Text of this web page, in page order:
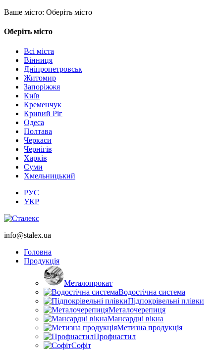
Ваше місто: Оберіть місто
Оберіть місто
Всі міста
Вінниця
Дніпропетровськ
Житомир
Запоріжжя
Київ
Кременчук
Кривий Ріг
Одеса
Полтава
Черкаси
Чернігів
Харків
Суми
Хмельницький
РУС
УКР
info@stalex.ua
Головна
Продукція
Металопрокат
Водостічна система
Підпокрівельні плівки
Металочерепиця
Мансардні вікна
Метизна продукція
Профнастил
Софіт